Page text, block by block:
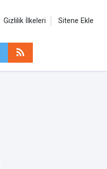
Gizlilik İlkeleri Sitene Ekle